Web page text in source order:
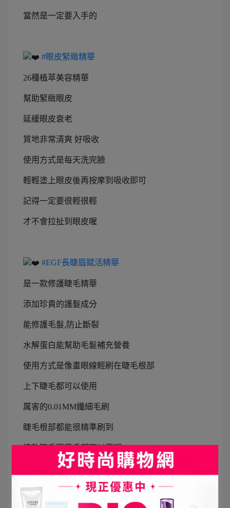
當然是一定要入手的
#眼皮緊緻精華
26種植萃美容精華
幫助緊緻眼皮
延緩眼皮衰老
質地非常清爽 好吸收
使用方式是每天洗完臉
輕輕塗上眼皮後再按摩到吸收即可
記得一定要很輕很輕
才不會拉扯到眼皮喔
#EGF長睫眉賦活精華
是一款修護睫毛精華
添加珍貴的護髮成分
能修護毛髮,防止斷裂
水解蛋白能幫助毛髮補充營養
使用方式是像畫眼線輕刷在睫毛根部
上下睫毛都可以使用
厲害的0.01MM纖細毛刷
睫毛根部都能很精準刷到
這款睫毛跟眉毛都可以用喔
無香料.無色素.無矽,不刺激
可以很放心!